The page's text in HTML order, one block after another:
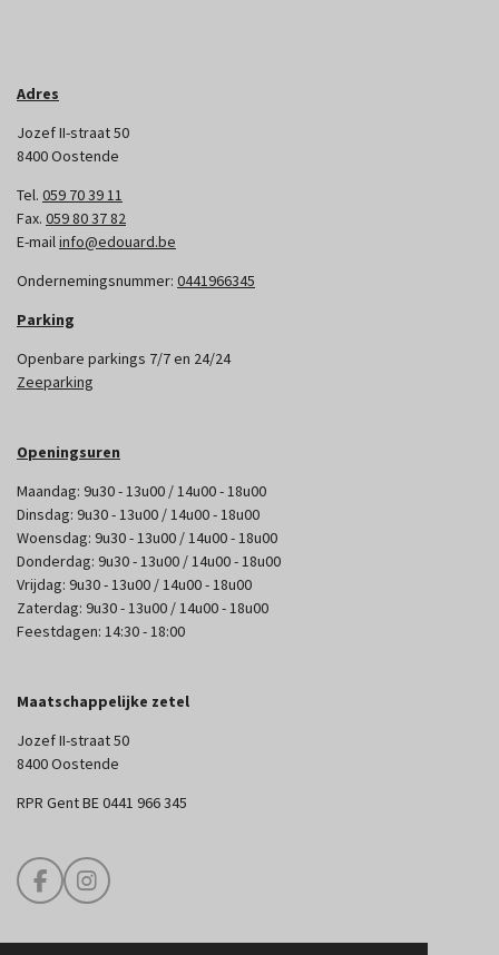
Adres
Jozef II-straat 50
8400 Oostende
Tel. 059 70 39 11
Fax. 059 80 37 82
E-mailinfo@edouard.be
Ondernemingsnummer: 0441966345
Parking
Openbare parkings 7/7 en 24/24
Zeeparking
Openingsuren
Maandag: 9u30 - 13u00 / 14u00 - 18u00
Dinsdag: 9u30 - 13u00 / 14u00 - 18u00
Woensdag: 9u30 - 13u00 / 14u00 - 18u00
Donderdag: 9u30 - 13u00 / 14u00 - 18u00
Vrijdag: 9u30 - 13u00 / 14u00 - 18u00
Zaterdag: 9u30 - 13u00 / 14u00 - 18u00
Feestdagen: 14:30 - 18:00
Maatschappelijke zetel
Jozef II-straat 50
8400 Oostende
RPR Gent BE 0441 966 345
F
a
I
n